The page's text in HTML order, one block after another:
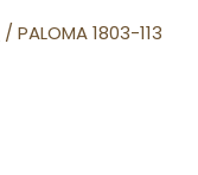
/ PALOMA 1803-113